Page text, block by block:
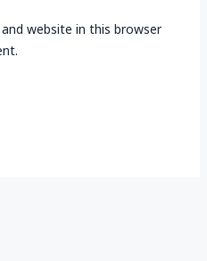
website in this browser